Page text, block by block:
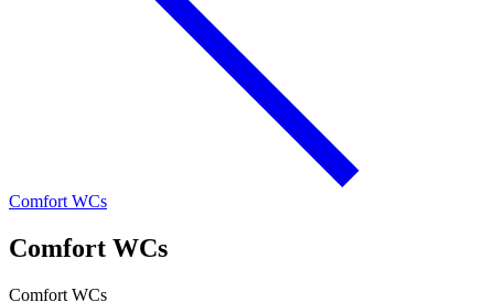
Comfort WCs
Comfort WCs
Comfort WCs